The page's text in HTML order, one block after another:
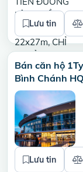
Lưu tin
Bán căn hộ
Bình Chánh
Lưu tin